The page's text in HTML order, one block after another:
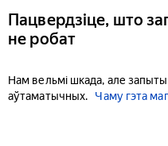
Пацвердзіце, што
не робат
Нам вельмі шкада, але
аўтаматычных.
Чаму гэта